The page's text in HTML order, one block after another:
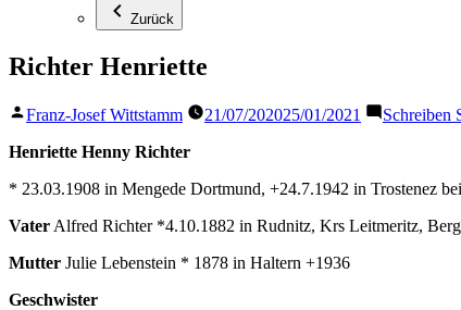
Zurück
Richter Henriette
Veröffentlicht
Franz-Josef Wittstamm 21/07/202025/01/2021 Schreiben
Henriette Henny Richter
* 23.03.1908 in Mengede Dortmund, +24.7.1942 in Trostenez
Vater Alfred Richter *4.10.1882 in Rudnitz, Krs Leitmeritz,
Mutter Julie Lebenstein * 1878 in Haltern +1936
Geschwister